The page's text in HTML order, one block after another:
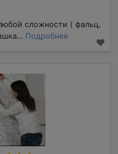
сложности ( фальц,
Подробнее